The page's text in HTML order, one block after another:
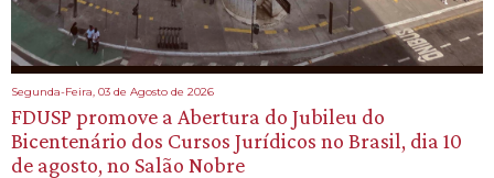
Segunda-Feira, 03 de Agosto de 2026
FDUSP promove a Abertura do Jubileu do
Bicentenário dos Cursos Jurídicos no Brasil, dia 10
de agosto, no Salão Nobre